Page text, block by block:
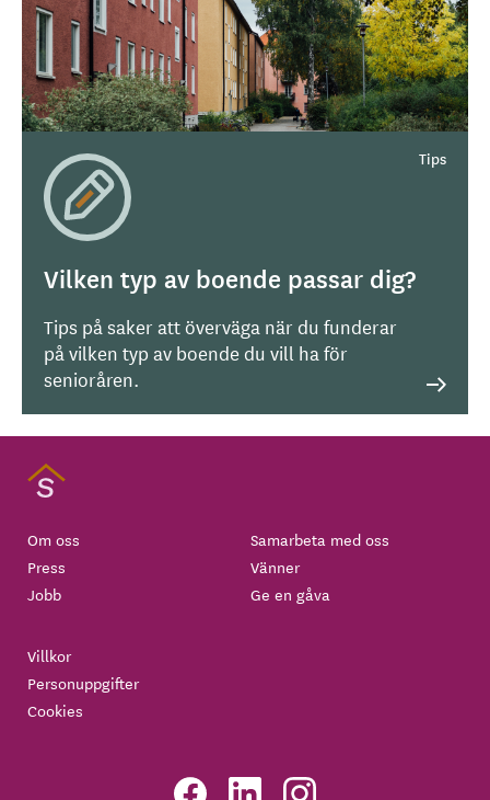
Vilken typ av boende passar dig?
Tips på saker att överväga när du funderar
på vilken typ av boende du vill ha för
senioråren.
Om oss
Press
Jobb
Samarbeta med oss
Vänner
Ge en gåva
Villkor
Personuppgifter
Cookies